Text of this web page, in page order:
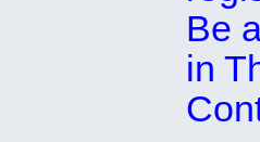
Be
in